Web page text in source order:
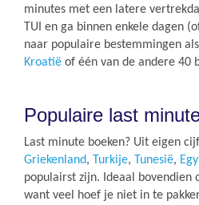
minutes met een latere
TUI en ga binnen enkele dagen
naar populaire bestemmingen als
Kroatië of één van de andere 40
Populaire last
Last minute boeken? Uit eigen
Griekenland, Turkije, Tunesië,
populairst zijn. Ideaal bovendien
want veel hoef je niet in te